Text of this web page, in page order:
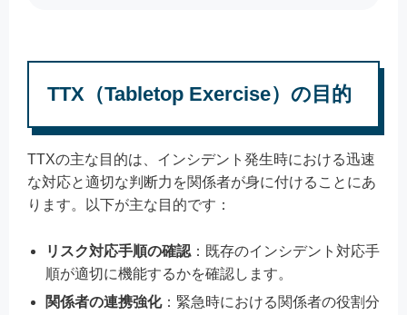
TTX（Tabletop Exercise）の目的
TTXの主な目的は、インシデント発生時における迅速
な対応と適切な判断力を関係者が身に付けることにあ
ります。以下が主な目的です：
リスク対応手順の確認 ：既存のインシデント対応手
順が適切に機能するかを確認します。
関係者の連携強化：緊急時における関係者の役割分